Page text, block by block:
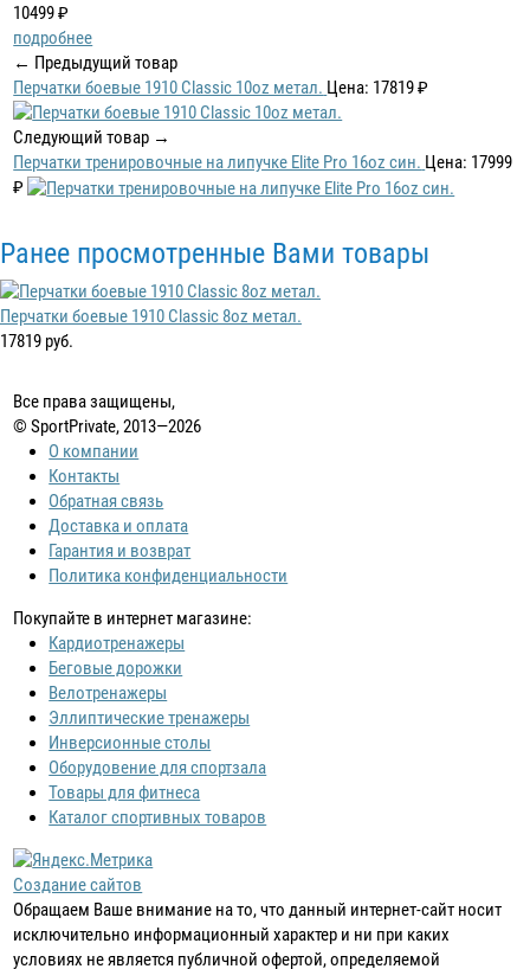
10499 ₽
подробнее
← Предыдущий товар
Перчатки боевые 1910 Classic 10oz метал. Цена: 17819 ₽
Следующий товар →
Перчатки тренировочные на липучке Elite Pro 16oz син. Цена: 17999
₽
Ранее просмотренные Вами товары
Перчатки боевые 1910 Classic 8oz метал.
17819 руб.
Все права защищены,
© SportPrivate, 2013—2026
О компании
Контакты
Обратная связь
Доставка и оплата
Гарантия и возврат
Политика конфиденциальности
Покупайте в интернет магазине:
Кардиотренажеры
Беговые дорожки
Велотренажеры
Эллиптические тренажеры
Инверсионные столы
Оборудовение для спортзала
Товары для фитнеса
Каталог спортивных товаров
Создание сайтов
Обращаем Ваше внимание на то, что данный интернет-сайт носит
исключительно информационный характер и ни при каких
условиях не является публичной офертой, определяемой